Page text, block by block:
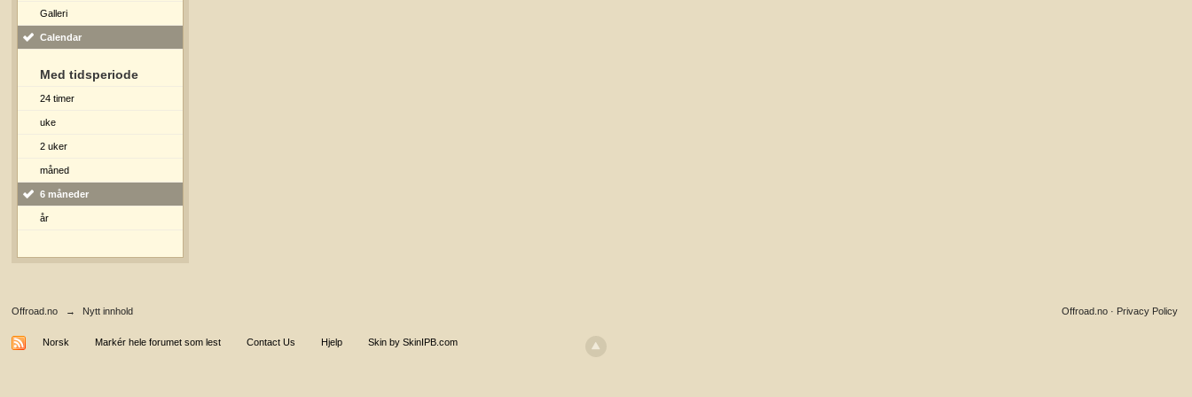
Galleri
Calendar
Med tidsperiode
24 timer
uke
2 uker
måned
6 måneder
år
Offroad.no → Nytt innhold Privacy Policy
Offroad.no ·
Norsk Markér hele forumet som lest Contact Us Hjelp Skin by SkinIPB.com